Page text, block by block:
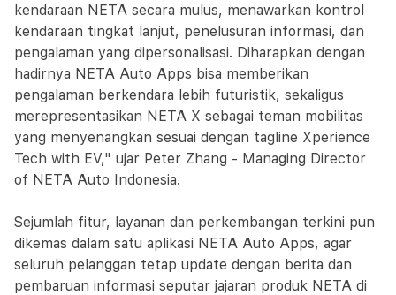
kendaraan NETA secara mulus, menawarkan kontrol
kendaraan tingkat lanjut, penelusuran informasi, dan
pengalaman yang dipersonalisasi. Diharapkan dengan
hadirnya NETA Auto Apps bisa memberikan
pengalaman berkendara lebih futuristik, sekaligus
merepresentasikan NETA X sebagai teman mobilitas
yang menyenangkan sesuai dengan tagline Xperience
Tech with EV," ujar Peter Zhang - Managing Director
of NETA Auto Indonesia.
Sejumlah fitur, layanan dan perkembangan terkini pun
dikemas dalam satu aplikasi NETA Auto Apps, agar
seluruh pelanggan tetap update dengan berita dan
pembaruan informasi seputar jajaran produk NETA di